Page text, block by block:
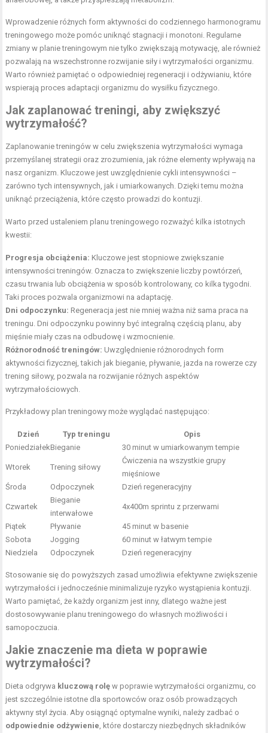
Wprowadzenie różnych form aktywności do codziennego harmonogramu
treningowego może pomóc uniknąć stagnacji i monotoni. Regularne
zmiany w planie treningowym nie tylko zwiększają motywację, ale również
pozwalają na wszechstronne rozwijanie siły i wytrzymałości organizmu.
Warto również pamiętać o odpowiedniej regeneracji i odżywianiu, które
wspierają proces adaptacji organizmu do wysiłku fizycznego.
Jak zaplanować treningi, aby zwiększyć
wytrzymałość?
Zaplanowanie treningów w celu zwiększenia wytrzymałości wymaga
przemyślanej strategii oraz zrozumienia, jak różne elementy wpływają na
nasz organizm. Kluczowe jest uwzględnienie cykli intensywności –
zarówno tych intensywnych, jak i umiarkowanych. Dzięki temu można
uniknąć przeciążenia, które często prowadzi do kontuzji.
Warto przed ustaleniem planu treningowego rozważyć kilka istotnych
kwestii:
Progresja obciążenia: Kluczowe jest stopniowe zwiększanie
intensywności treningów. Oznacza to zwiększenie liczby powtórzeń,
czasu trwania lub obciążenia w sposób kontrolowany, co kilka tygodni.
Taki proces pozwala organizmowi na adaptację.
Dni odpoczynku: Regeneracja jest nie mniej ważna niż sama praca na
treningu. Dni odpoczynku powinny być integralną częścią planu, aby
mięśnie miały czas na odbudowę i wzmocnienie.
Różnorodność treningów: Uwzględnienie różnorodnych form
aktywności fizycznej, takich jak bieganie, pływanie, jazda na rowerze czy
trening siłowy, pozwala na rozwijanie różnych aspektów
wytrzymałościowych.
Przykładowy plan treningowy może wyglądać następująco:
Dzień Typ treningu
Opis
PoniedziałekBieganie 30 minut w umiarkowanym tempie
Wtorek Trening siłowy
Ćwiczenia na wszystkie grupy
mięśniowe
Środa
Odpoczynek Dzień regeneracyjny
Czwartek
Bieganie
interwałowe
4x400m sprintu z przerwami
Piątek Pływanie
45 minut w basenie
Sobota
Jogging
60 minut w łatwym tempie
Niedziela
Odpoczynek Dzień regeneracyjny
Stosowanie się do powyższych zasad umożliwia efektywne zwiększenie
wytrzymałości i jednocześnie minimalizuje ryzyko wystąpienia kontuzji.
Warto pamiętać, że każdy organizm jest inny, dlatego ważne jest
dostosowywanie planu treningowego do własnych możliwości i
samopoczucia.
Jakie znaczenie ma dieta w poprawie
wytrzymałości?
Dieta odgrywa kluczową rolę w poprawie wytrzymałości organizmu, co
jest szczególnie istotne dla sportowców oraz osób prowadzących
aktywny styl życia. Aby osiągnąć optymalne wyniki, należy zadbać o
odpowiednie odżywienie, które dostarczy niezbędnych składników